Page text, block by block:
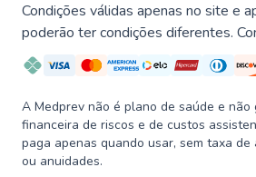
Condições válidas apenas no site e
poderão ter condições diferentes.
A Medprev não é plano de saúde e
financeira de riscos e de custos
paga apenas quando usar, sem taxa de
ou anuidades.